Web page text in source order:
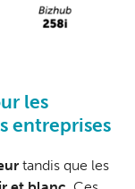
les
entreprises
tandis que les